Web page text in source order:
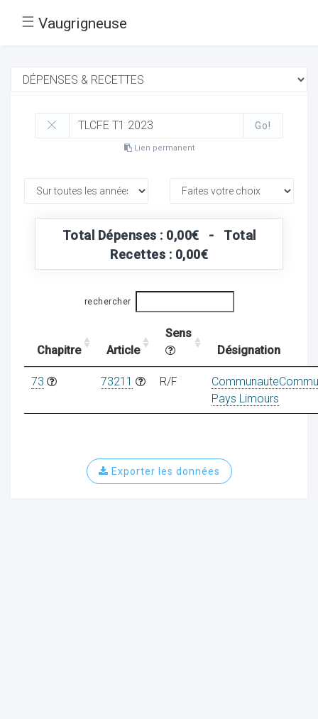
☰ Vaugrigneuse
Go!
Lien permanent
Total Dépenses : 0,00€ - Total
Recettes : 0,00€
rechercher
Chapitre Article
Sens
Désignation
73 73211 R/F
Pays Limours
Exporter les données